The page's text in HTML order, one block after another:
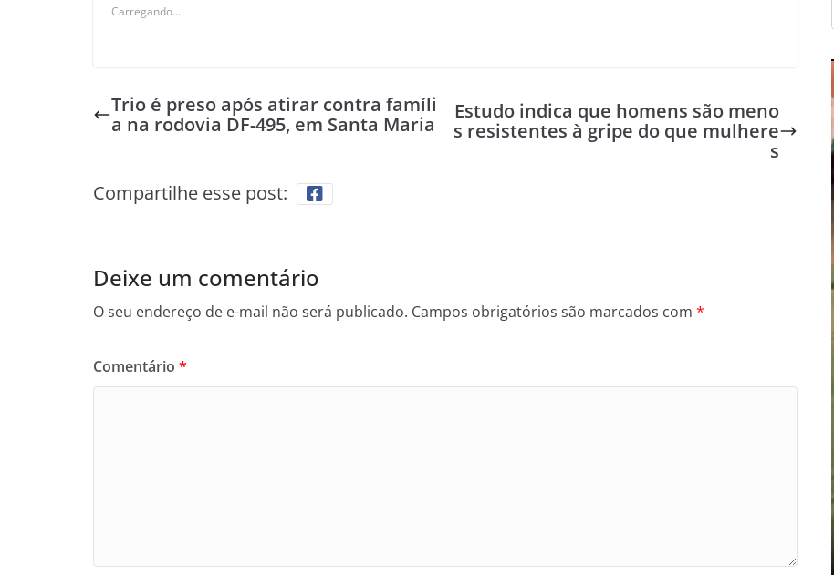
Carregando...
Trio é preso após atirar contra famíli
a na rodovia DF-495, em Santa Maria
Estudo indica que homens são meno
s resistentes à gripe do que mulhere
s
Compartilhe esse post:
Deixe um comentário
O seu endereço de e-mail não será publicado. Campos obrigatórios são marcados com *
Comentário *